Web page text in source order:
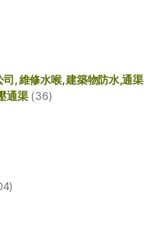
, 維修水喉, 建築物防水,通渠
通渠(36)